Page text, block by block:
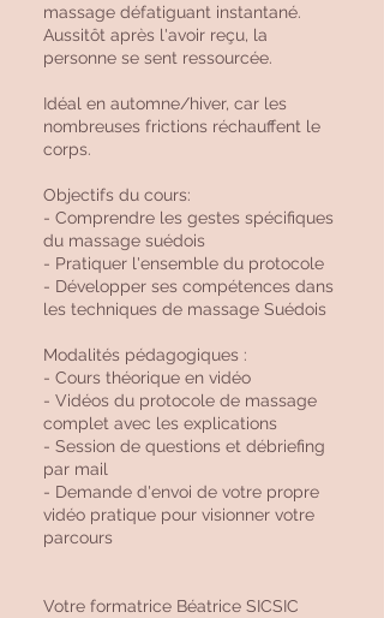
massage défatiguant instantané.
Aussitôt après l'avoir reçu, la
personne se sent ressourcée.
Idéal en automne/hiver, car les
nombreuses frictions réchauffent le
corps.
Objectifs du cours:
- Comprendre les gestes spécifiques
du massage suédois
- Pratiquer l'ensemble du protocole
- Développer ses compétences dans
les techniques de massage Suédois
Modalités pédagogiques :
- Cours théorique en vidéo
- Vidéos du protocole de massage
complet avec les explications
- Session de questions et débriefing
par mail
- Demande d'envoi de votre propre
vidéo pratique pour visionner votre
parcours
Votre formatrice Béatrice SICSIC